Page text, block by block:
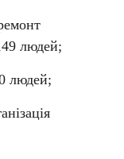
людей;
людей;